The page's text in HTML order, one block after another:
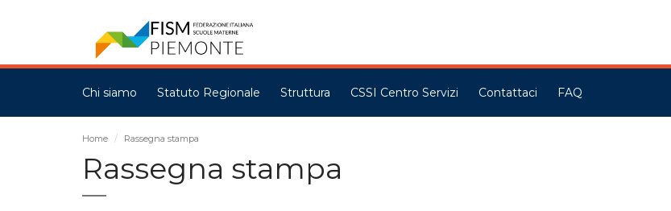
Chi siamo Statuto Regionale Struttura CSSI Centro Servizi Contattaci FAQ
Home Rassegna stampa
Rassegna stampa